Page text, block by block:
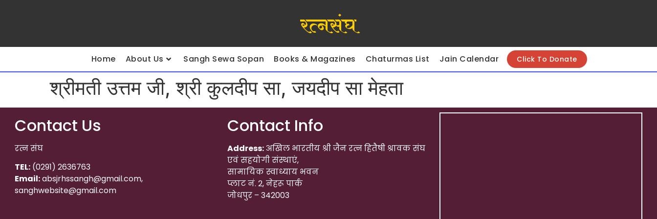
रत्नसंघ
Home About Us Sangh Sewa Sopan Books & Magazines Chaturmas List Jain Calendar Click To Donate
श्रीमती उत्तम जी, श्री कुलदीप सा, जयदीप सा मेहता
Contact Us
रत्न संघ
TEL: (0291) 2636763
Email:absjrhssangh@gmail.com,
sanghwebsite@gmail.com
Contact Info
Address:अखिल भारतीय श्री जैन रत्न हितैषी श्रावक संघ
एवं सहयोगी संस्थाएं,
सामायिक स्वाध्याय भवन
प्लाट नं. 2, नेहरू पार्क
जोधपुर – 342003